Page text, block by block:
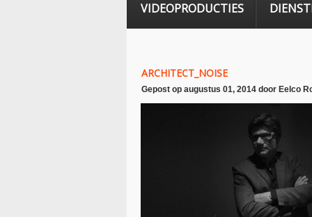
VIDEOPRODUCTIES
ARCHITECT_NOISE
Gepost op augustus 01, 2014 door Eelco